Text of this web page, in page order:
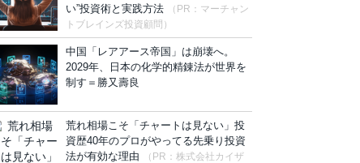
い”投資術と実践方法
（PR：マーチャン
トブレインズ投資顧問）
中国「レアアース帝国」は崩壊へ。
2029年、日本の化学的精錬法が世界を
制す＝勝又壽良
荒れ相場こそ「チャートは見ない」投
資歴40年のプロがやってる先乗り投資
法が有効な理由
（PR：株式会社カイザ